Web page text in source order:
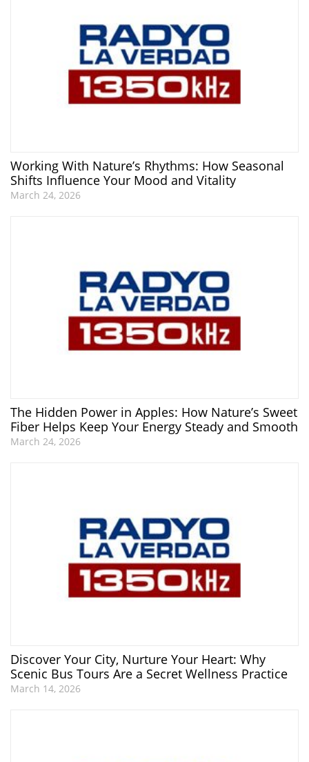
Working With Nature’s Rhythms: How Seasonal
Shifts Influence Your Mood and Vitality
March 24, 2026
The Hidden Power in Apples: How Nature’s Sweet
Fiber Helps Keep Your Energy Steady and Smooth
March 24, 2026
Discover Your City, Nurture Your Heart: Why
Scenic Bus Tours Are a Secret Wellness Practice
March 14, 2026